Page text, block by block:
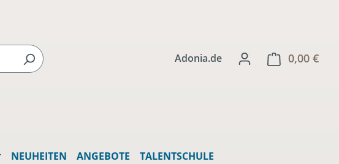
Adonia.de 0,00 €
NEUHEITEN ANGEBOTE TALENTSCHULE